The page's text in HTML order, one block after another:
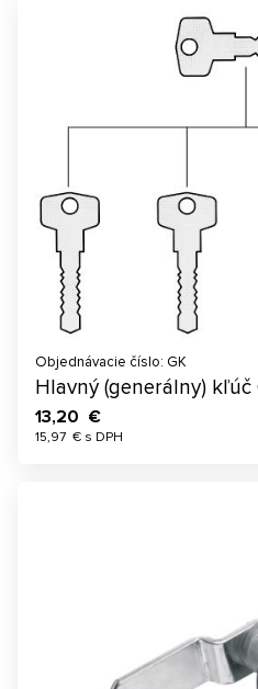
Objednávacie číslo: GK
Hlavný (generálny) kľúč
13,20 €
15,97 € s DPH